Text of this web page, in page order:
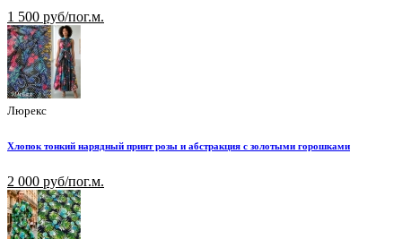
1 500 руб/пог.м.
Люрекс
Хлопок тонкий нарядный принт розы и абстракция с золотыми горошками
2 000 руб/пог.м.